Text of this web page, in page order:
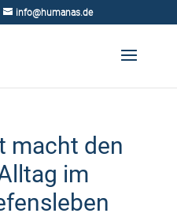
info@humanas.de
macht den
im